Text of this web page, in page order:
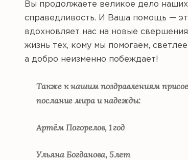
Вы продолжаете великое дело
справедливость. И Ваша помощь —
вдохновляет нас на новые
жизнь тех, кому мы помогаем,
а добро неизменно побеждает!
Также к нашим поздравлениям
послание мира и надежды:
Артём Погорелов, 1 год
Ульяна Богданова, 5 лет